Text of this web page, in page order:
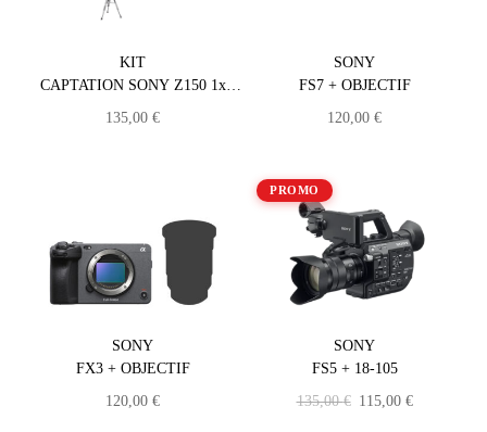
KIT
CAPTATION SONY Z150 1x
CAM
135,00 €
SONY
FS7 + OBJECTIF
120,00 €
SONY
FX3 + OBJECTIF
120,00 €
PROMO
SONY
FS5 + 18-105
135,00€ 115,00 €